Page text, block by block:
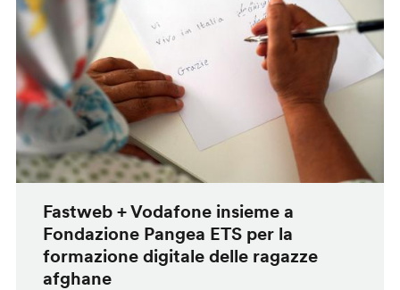
Fastweb + Vodafone insieme a
Fondazione Pangea ETS per la
formazione digitale delle ragazze
afghane